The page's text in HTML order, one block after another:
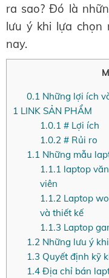
ra sao? Đó là
lưu ý khi lựa chọn
nay.
0.1 Những lợi ích
1 LINK SẢN PHẨM
1.0.1 # Lợi ích
1.0.2 # Rủi ro
1.1 Những mẫu
1.1.1 laptop
viên
1.1.2 Laptop
và thiết kế
1.1.3 Laptop
1.2Những lưu ý
1.3 Quyết định kỹ
1.4Địa chỉ bán